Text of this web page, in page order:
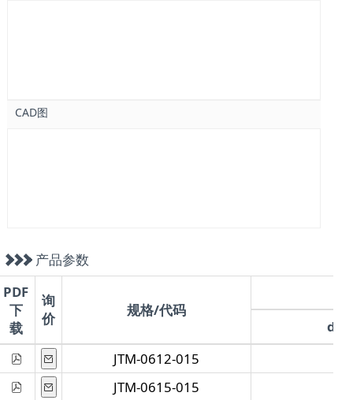
CAD图
产品参数
PDF
下
载
询
价
规格/代码
JTM-0612-015
JTM-0615-015